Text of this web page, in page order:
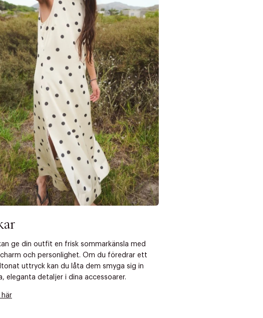
ge din outfit en frisk sommarkänsla med
och personlighet. Om du föredrar ett
uttryck kan du låta dem smyga sig in
eleganta detaljer i dina accessoarer.
här